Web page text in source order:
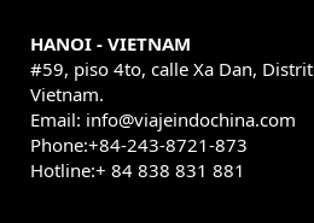
Férias na Tâilandia,
Tailândia, Viaja à
à Tailândia, Viagem
Tailândia, Excurcoes
HANOI - VIETNAM
#59, piso 4to, calle Xa Dan,
Vietnam.
Email: info@viajeindochina.com
Phone:+84-243-8721-873
Hotline:+ 84 838 831 881